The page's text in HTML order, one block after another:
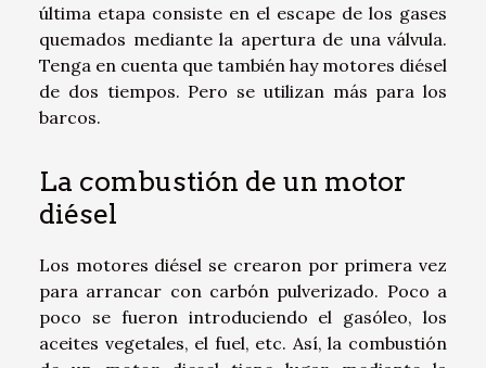
última etapa consiste en el escape de los gases
quemados mediante la apertura de una válvula.
Tenga en cuenta que también hay motores diésel
de dos tiempos. Pero se utilizan más para los
barcos.
La combustión de un motor
diésel
Los motores diésel se crearon por primera vez
para arrancar con carbón pulverizado. Poco a
poco se fueron introduciendo el gasóleo, los
aceites vegetales, el fuel, etc. Así, la combustión